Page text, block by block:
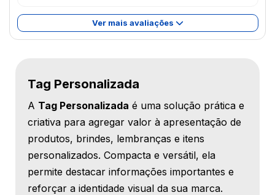
Ver mais avaliações
Tag Personalizada
A Tag Personalizada é uma solução prática e
criativa para agregar valor à apresentação de
produtos, brindes, lembranças e itens
personalizados. Compacta e versátil, ela
permite destacar informações importantes e
reforçar a identidade visual da sua marca.